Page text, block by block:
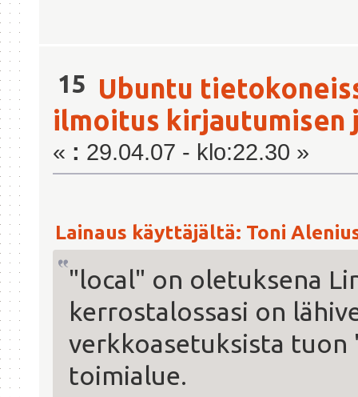
15 Ubuntu
ilmoitus kirjautumisen
« : 29.04.07 - klo:22.30 »
Lainaus käyttäjältä: Toni
"local" on oletuksena
kerrostalossasi on
verkkoasetuksista
toimialue.